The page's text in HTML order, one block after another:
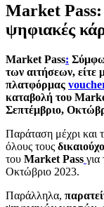
Market Pass:
ψηφιακές
Market Pass:
των αιτήσεων,
πλατφόρμας
καταβολή του
Σεπτέμβριο,
Παράταση μέχρι και
όλους τους
του Market Pass
Οκτώβριο 2023.
Παράλληλα,